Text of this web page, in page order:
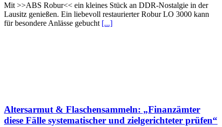
Mit >>ABS Robur<< ein kleines Stück an DDR-Nostalgie in der
Lausitz genießen. Ein liebevoll restaurierter Robur LO 3000 kann
für besondere Anlässe gebucht [...]
Altersarmut & Flaschensammeln: „Finanzämter
diese Fälle systematischer und zielgerichteter prüfen“